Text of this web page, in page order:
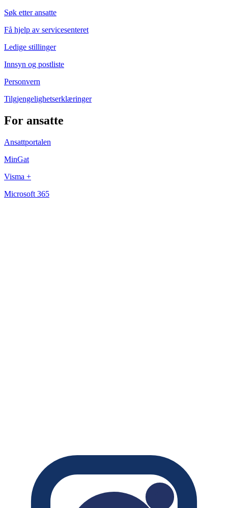
Søk etter ansatte
Få hjelp av servicesenteret
Ledige stillinger
Innsyn og postliste
Personvern
Tilgjengelighetserklæringer
For ansatte
Ansattportalen
MinGat
Visma +
Microsoft 365